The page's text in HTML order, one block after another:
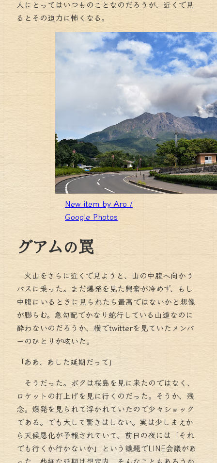
人にとってはいつものことなのだろうが、近くで見
るとその迫力に怖くなる。
New item by Aro /
Google Photos
グアムの罠
火山をさらに近くで見ようと、山の中腹へ向かう
バスに乗った。まだ爆発を見た興奮が冷めず、もし
中腹にいるときに見られたら最高ではないかと想像
が膨らむ。急勾配でかなり蛇行している山道なのに
酔わないのだろうか、横でtwitterを見ていたメンバ
ーのひとりが呟いた。
「ああ、あした延期だって」
そうだった。ボクは桜島を見に来たのではなく、
ロケットの打上げを見に行くのだった。そうか、残
念。爆発を見られて浮かれていたので少々ショック
である。でも大して驚きはしない。実は少しまえか
ら天候悪化が予報されていて、前日の夜には「それ
でも行くか行かないか」という議題でLINE会議があ